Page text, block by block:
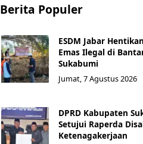
Berita Populer
ESDM Jabar
Emas Ilegal di
Sukabumi
Jumat, 7 Agustus 2026
DPRD Kabupaten
Setujui Raperda
Ketenagakerjaan